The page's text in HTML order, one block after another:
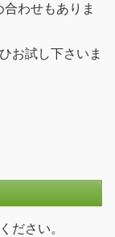
わせもありま
お試し下さいま
ださい。